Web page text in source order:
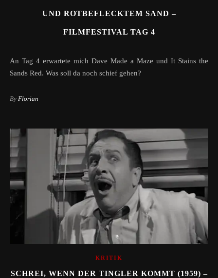
UND ROTBEFLECKTEM SAND –
FILMFESTIVAL TAG 4
An Tag 4 erwartete mich Dave Made a Maze und It Stains the
Sands Red. Was soll da noch schief gehen?
By Florian
KRITIK
SCHREI, WENN DER TINGLER KOMMT (1959) –